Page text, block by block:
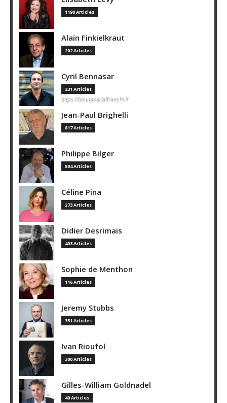
1190 Articles
Alain Finkielkraut
202 Articles
Cyril Bennasar
231 Articles
https://bennasarlaffranchi.fr
Jean-Paul Brighelli
817 Articles
Philippe Bilger
804 Articles
Céline Pina
273 Articles
Didier Desrimais
403 Articles
Sophie de Menthon
116 Articles
Jeremy Stubbs
351 Articles
Ivan Rioufol
300 Articles
Gilles-William Goldnadel
40 Articles